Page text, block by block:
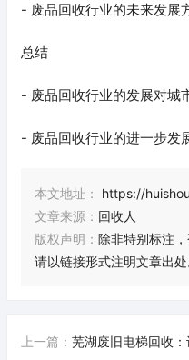
- 废品回收行业的未来发展
总结
- 废品回收行业的发展对城
- 废品回收行业的进一步发
本文地址：
https://
文章来源： 回收人
版权声明： 除非特别标注
请以链接形式注明文章出处
上一篇： 芜湖废旧电梯回收